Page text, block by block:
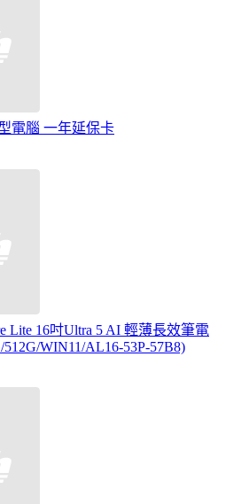
電腦 一年延保卡
Lite 16吋Ultra 5 AI 輕薄長效筆電
512G/WIN11/AL16-53P-57B8)